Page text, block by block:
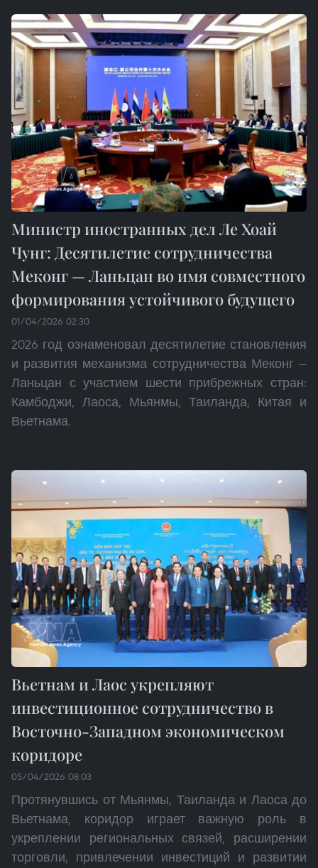
Министр иностранных дел Ле Хоай
Чунг: Десятилетие сотрудничества
Меконг — Ланьцан во имя совместного
формирования устойчивого будущего
01/04/2026 02:30
2026 год ознаменовал десятилетие становления
и развития механизма сотрудничества Меконг —
Ланьцан с участием шести прибрежных стран:
Камбоджи, Лаоса, Мьянмы, Таиланда, Китая и
Вьетнама.
Вьетнам и Лаос укрепляют
инвестиционное сотрудничество в
Восточно-Западном экономическом
коридоре
05/04/2026 08:03
Протянувшись от Мьянмы, Таиланда и Лаоса до
Вьетнама, коридор играет важную роль в
укреплении региональных связей, расширении
торговли, привлечении инвестиций и развитии